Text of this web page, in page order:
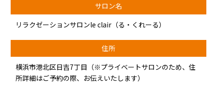
サロン名
リラクゼーションサロンle clair（る・くれーる）
住所
横浜市港北区日吉7丁目（※プライベートサロンのため、住
所詳細はご予約の際、お伝えいたします）